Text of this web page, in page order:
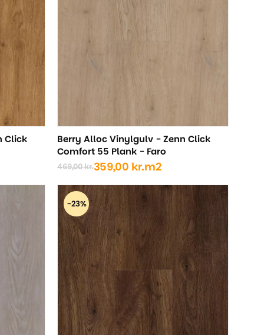
Click
Berry Alloc Vinylgulv - Zenn Click
Comfort 55 Plank - Faro
469,00kr.
Den
oprindelige
pris
var:
469,00 kr..
359,00 kr.
Den
aktuelle
pris
er:
359,00 kr..
m2
-23%